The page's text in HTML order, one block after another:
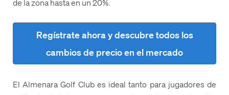
de la zona hasta en un 20%.
Regístrate ahora y descubre todos los
cambios de precio en el mercado
El Almenara Golf Club es ideal tanto para jugadores de